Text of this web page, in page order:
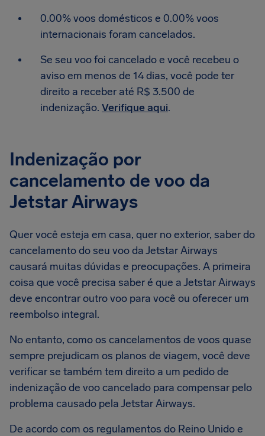
0.00% voos domésticos e 0.00% voos
internacionais foram cancelados.
Se seu voo foi cancelado e você recebeu o
aviso em menos de 14 dias, você pode ter
direito a receber até R$ 3.500 de
indenização. Verifique aqui.
Indenização por
cancelamento de voo da
Jetstar Airways
Quer você esteja em casa, quer no exterior, saber do
cancelamento do seu voo da Jetstar Airways
causará muitas dúvidas e preocupações. A primeira
coisa que você precisa saber é que a Jetstar Airways
deve encontrar outro voo para você ou oferecer um
reembolso integral.
No entanto, como os cancelamentos de voos quase
sempre prejudicam os planos de viagem, você deve
verificar se também tem direito a um pedido de
indenização de voo cancelado para compensar pelo
problema causado pela Jetstar Airways.
De acordo com os regulamentos do Reino Unido e